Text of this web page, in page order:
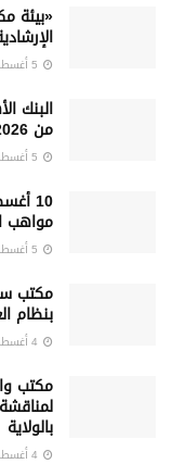
«بيئة
البنك
من 2026
10
مواهب
‏مكتب
بنظام
مكتب
بالولاية